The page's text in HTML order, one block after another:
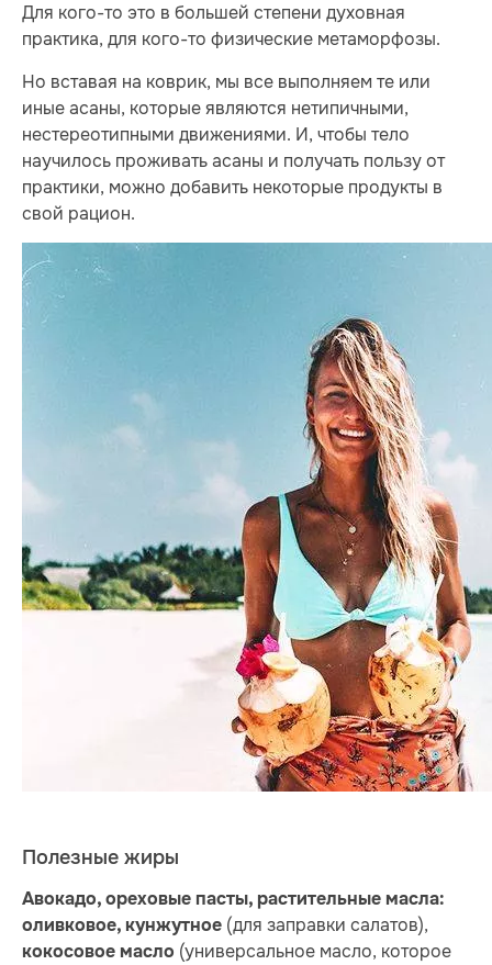
Для кого-то это в большей степени духовная
практика, для кого-то физические метаморфозы.
Но вставая на коврик, мы все выполняем те или
иные асаны, которые являются нетипичными,
нестереотипными движениями. И, чтобы тело
научилось проживать асаны и получать пользу от
практики, можно добавить некоторые продукты в
свой рацион.
Полезные жиры
Авокадо, ореховые пасты, растительные масла:
оливковое, кунжутное (для заправки салатов),
кокосовое масло (универсальное масло, которое